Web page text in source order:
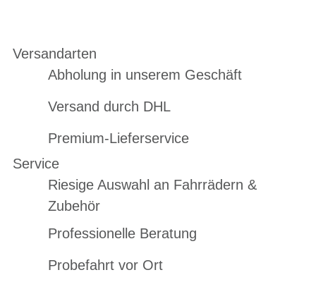
Versandarten
Abholung in unserem Geschäft
Versand durch DHL
Premium-Lieferservice
Service
Riesige Auswahl an Fahrrädern &
Zubehör
Professionelle Beratung
Probefahrt vor Ort